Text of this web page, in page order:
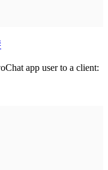
app user to a client: